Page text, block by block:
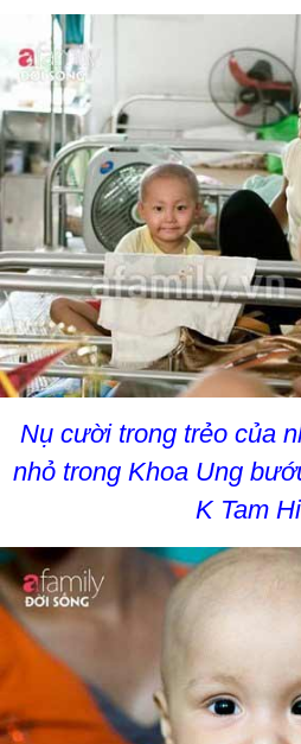
Nụ cười trong trẻo của
nhỏ trong Khoa Ung
K Tam